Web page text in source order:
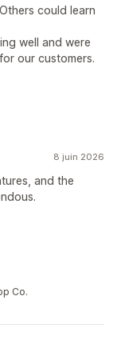
could learn
well and were
our customers.
8 juin 2026
and the
Co.